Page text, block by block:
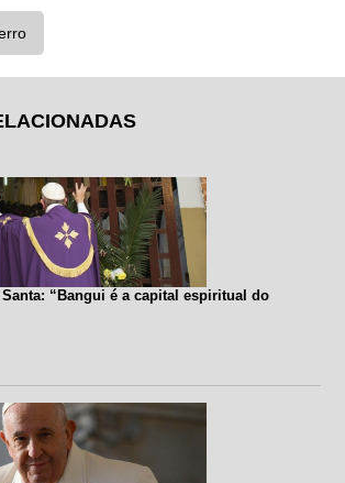
“Bangui é a capital espiritual do